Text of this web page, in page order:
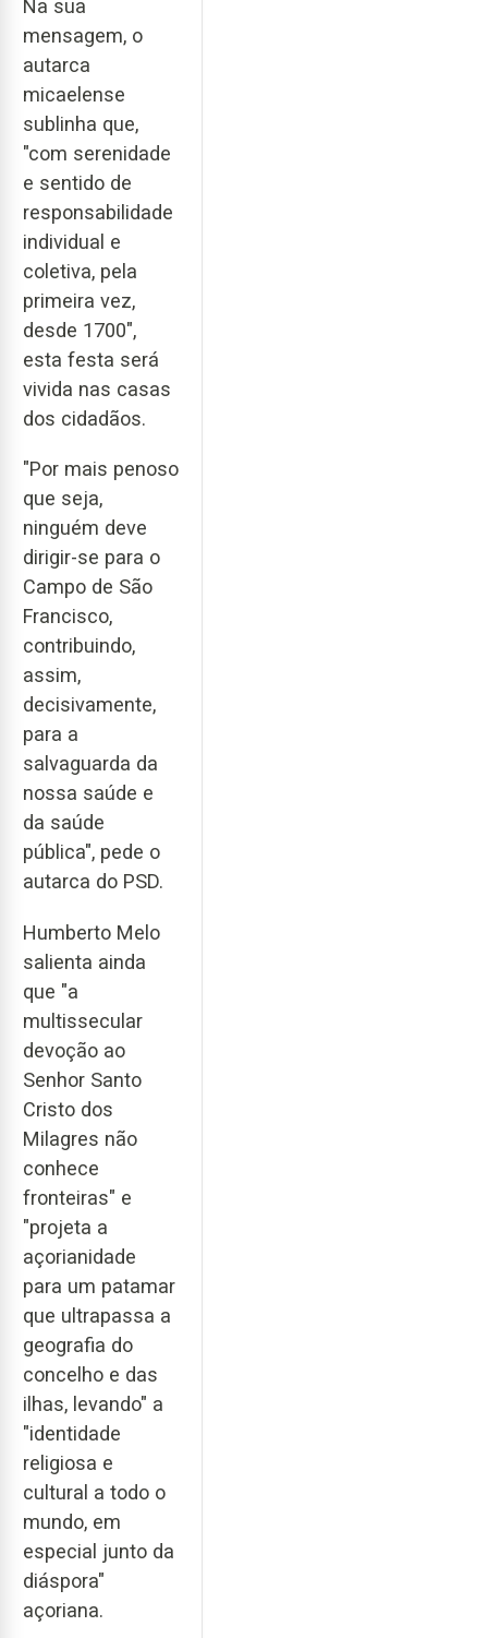
Na sua
mensagem, o
autarca
micaelense
sublinha que,
"com serenidade
e sentido de
responsabilidade
individual e
coletiva, pela
primeira vez,
desde 1700",
esta festa será
vivida nas casas
dos cidadãos.
"Por mais penoso
que seja,
ninguém deve
dirigir-se para o
Campo de São
Francisco,
contribuindo,
assim,
decisivamente,
para a
salvaguarda da
nossa saúde e
da saúde
pública", pede o
autarca do PSD.
Humberto Melo
salienta ainda
que "a
multissecular
devoção ao
Senhor Santo
Cristo dos
Milagres não
conhece
fronteiras" e
"projeta a
açorianidade
para um patamar
que ultrapassa a
geografia do
concelho e das
ilhas, levando" a
"identidade
religiosa e
cultural a todo o
mundo, em
especial junto da
diáspora"
açoriana.